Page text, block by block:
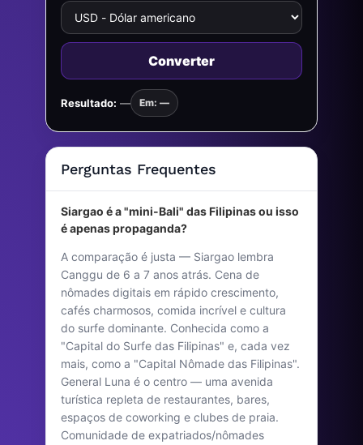
Converter
Resultado: — Em: —
Perguntas Frequentes
Siargao é a "mini-Bali" das Filipinas ou isso
é apenas propaganda?
A comparação é justa — Siargao lembra
Canggu de 6 a 7 anos atrás. Cena de
nômades digitais em rápido crescimento,
cafés charmosos, comida incrível e cultura
do surfe dominante. Conhecida como a
"Capital do Surfe das Filipinas" e, cada vez
mais, como a "Capital Nômade das Filipinas".
General Luna é o centro — uma avenida
turística repleta de restaurantes, bares,
espaços de coworking e clubes de praia.
Comunidade de expatriados/nômades